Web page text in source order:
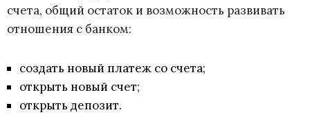
счета, общий остаток и возможность развивать
отношения с банком:
создать новый платеж со счета;
открыть новый счет;
открыть депозит.